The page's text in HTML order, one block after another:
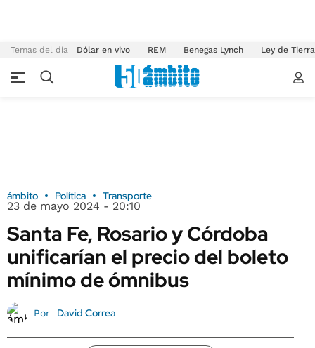
Temas del día Dólar en vivo REM Benegas Lynch Ley de
ámbito Política Transporte
23 de mayo 2024 - 20:10
Santa Fe, Rosario y Córdoba
unificarían el precio del boleto
mínimo de ómnibus
Por David Correa